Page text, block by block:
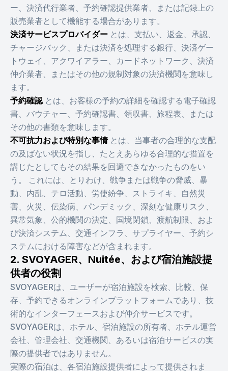
ー、決済代行業者、予約確認提供業者、または記録上の
販売業者として機能する場合があります。
決済サービスプロバイダー とは、支払い、返金、承認、
チャージバック、または決済を処理する銀行、決済ゲー
トウェイ、アクワイアラー、カードネットワーク、決済
仲介業者、またはその他の規制対象の決済機関を意味し
ます。
予約確認 とは、お客様の予約の詳細を確認する電子確認
書、バウチャー、予約確認書、領収書、旅程表、または
その他の書類を意味します。
不可抗力および特別な事情 とは、当事者の合理的な支配
の及ばない状況を指し、たとえあらゆる合理的な措置を
講じたとしてもその結果を回避できなかったものをい
う。 これには、とりわけ、戦争または戦争の脅威、暴
動、内乱、テロ活動、労使紛争、ストライキ、自然災
害、火災、伝染病、パンデミック、深刻な健康リスク、
異常気象、公的機関の決定、国境閉鎖、渡航制限、およ
び決済システム、交通インフラ、サプライヤー、予約シ
ステムにおける障害などが含まれます。
2. SVOYAGER、Nuitée、および宿泊施設提
供者の役割
SVOYAGERは、ユーザーが宿泊施設を検索、比較、保
存、予約できるオンラインプラットフォームであり、技
術的なインターフェースおよび仲介サービスです。
SVOYAGERは、ホテル、宿泊施設の所有者、ホテル運営
会社、管理会社、交通機関、あるいは宿泊サービスの実
際の提供者ではありません。
実際の宿泊は、各宿泊施設提供者によって提供されま